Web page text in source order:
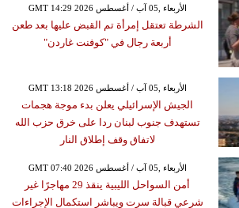
GMT 14:29 2026 الأربعاء ,05 آب / أغسطس
الشرطة تعتقل إمرأة تم القبض عليها بعد طعن
أربعة رجال في "كوفنت غاردن"
GMT 13:18 2026 الأربعاء ,05 آب / أغسطس
الجيش الإسرائيلي يعلن بدء موجة هجمات
تستهدف جنوب لبنان ردا على خرق حزب الله
لاتفاق وقف إطلاق النار
GMT 07:40 2026 الأربعاء ,05 آب / أغسطس
أمن السواحل الليبية ينقذ 29 مهاجرًا غير
شرعي قبالة سرت ويباشر استكمال الإجراءات